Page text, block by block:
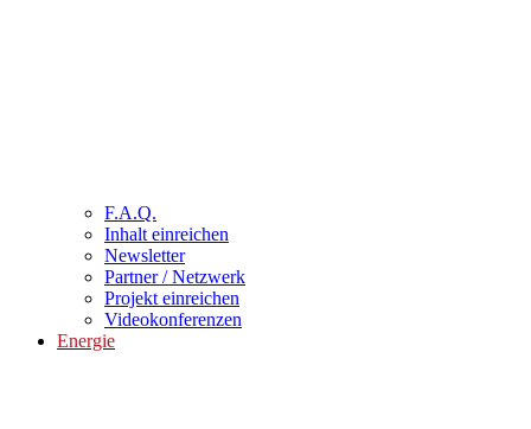
F.A.Q.
Inhalt einreichen
Newsletter
Partner / Netzwerk
Projekt einreichen
Videokonferenzen
Energie